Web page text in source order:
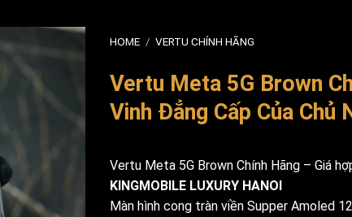
HOME / VERTU CHÍNH HÃNG
Vertu Meta 5G Brown
Vinh Đẳng Cấp Của Chủ
Vertu Meta 5G Brown Chính Hãng – Giá
KINGMOBILE LUXURY HANOI
Màn hình cong tràn viền Supper Amoled